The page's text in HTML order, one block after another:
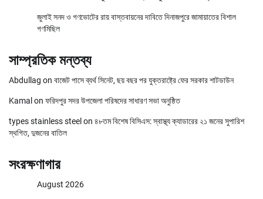
জুলাই সনদ ও গণভোটের রায় বাস্তবায়নের দাবিতে দিনাজপুরে জামায়াতের বিশাল
গণমিছিল
সাম্প্রতিক মন্তব্য
Abdullag on বাজেট পাসে ব্যর্থ সিনেট, ছয় বছর পর যুক্তরাষ্ট্রে ফের সরকার শাটডাউন
Kamal on ফরিদপুর সদর উপজেলা পরিষদের সাধারণ সভা অনুষ্ঠিত
types stainless steel on ৪৮তম বিশেষ বিসিএস: স্বাস্থ্য ক্যাডারের ২১ জনের সুপারিশ
স্থগিত, দুজনের বাতিল
সংরক্ষণাগার
August 2026